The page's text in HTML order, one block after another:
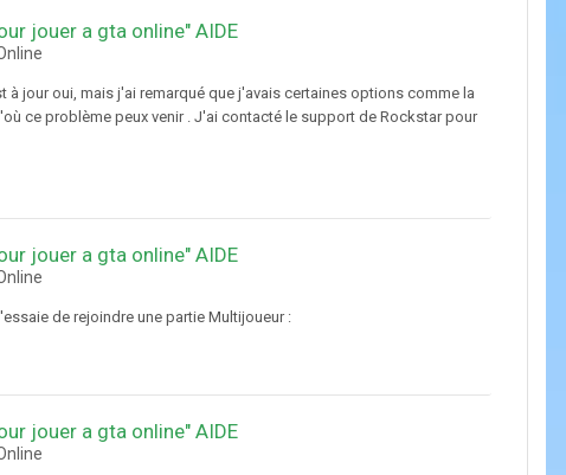
jouer a gta online" AIDE
jour oui, mais j'ai remarqué que j'avais certaines options comme la
ce problème peux venir . J'ai contacté le support de Rockstar pour
jouer a gta online" AIDE
de rejoindre une partie Multijoueur :
jouer a gta online" AIDE